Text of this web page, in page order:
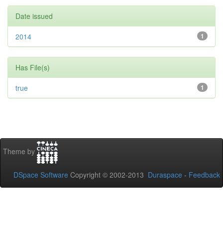
Date issued
1
2014
Has File(s)
1
true
Theme by
DSpace Software Copyright © 2002-2013 Duraspace - Feedback